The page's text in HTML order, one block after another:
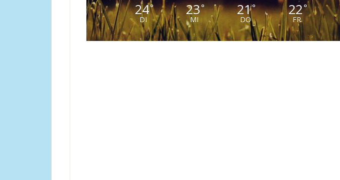
24°
DI
23°
MI
21°
DO
22°
FR